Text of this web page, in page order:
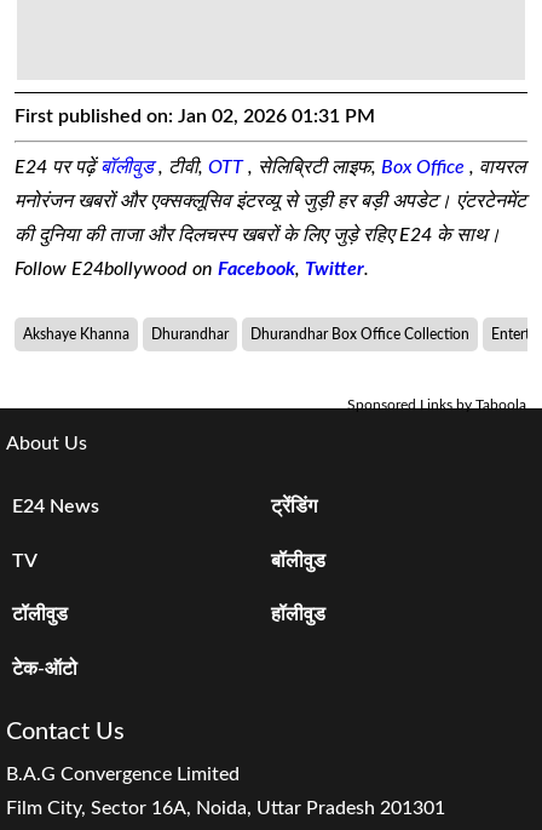
First published on: Jan 02, 2026 01:31 PM
E24 पर पढ़ेंबॉलीवुड, टीवी, OTT, सेलिब्रिटी लाइफ, Box Office , वायरल
मनोरंजन खबरों और एक्सक्लूसिव इंटरव्यू से जुड़ी हर बड़ी अपडेट। एंटरटेनमेंट
की दुनिया की ताजा और दिलचस्प खबरों के लिए जुड़े रहिए E24 के साथ।
Follow E24bollywood on Facebook, Twitter.
Akshaye Khanna Dhurandhar Dhurandhar Box Office Collection
Sponsored Links by Taboola
About Us
E24 News ट्रेंडिंग
TV बॉलीवुड
टॉलीवुड हॉलीवुड
टेक-ऑटो
Contact Us
B.A.G Convergence Limited
Film City, Sector 16A, Noida, Uttar Pradesh 201301